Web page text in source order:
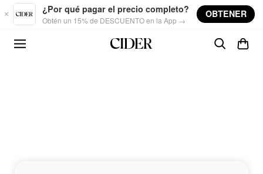
Skip to main content
¿Por qué pagar el precio completo?
Obtén un 15% de DESCUENTO en la App →
OBTENER